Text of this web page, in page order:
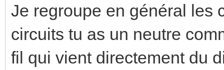
Je regroupe en général les
circuits tu as un neutre
fil qui vient directement du